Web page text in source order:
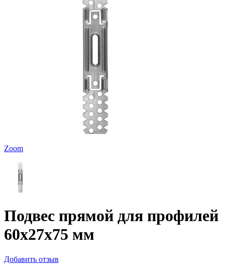
Zoom
Подвес прямой для профилей
60х27х75 мм
Добавить отзыв